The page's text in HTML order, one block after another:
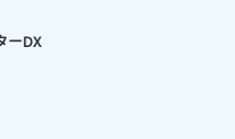
ーDX